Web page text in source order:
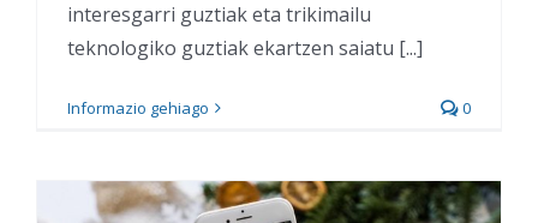
interesgarri guztiak eta trikimailu
teknologiko guztiak ekartzen saiatu [...]
Informazio gehiago 0